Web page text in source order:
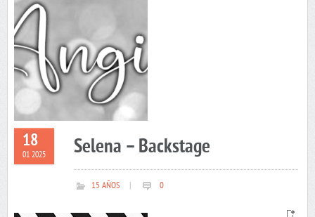
18
01 2025 Selena – Backstage
15 AÑOS 0